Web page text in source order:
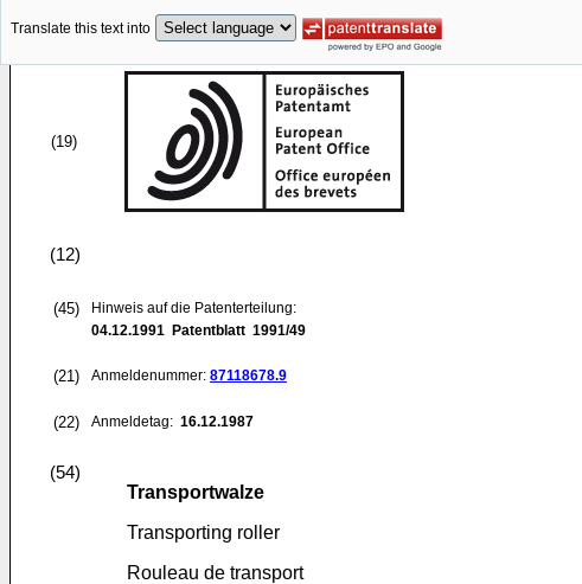
Translate this text into
(19)
(12)
(45)
Hinweis auf die Patenterteilung:
04.12.1991 Patentblatt 1991/49
(21) Anmeldenummer: 87118678.9
(22) Anmeldetag: 16.12.1987
(54)
Transportwalze
Transporting roller
Rouleau de transport